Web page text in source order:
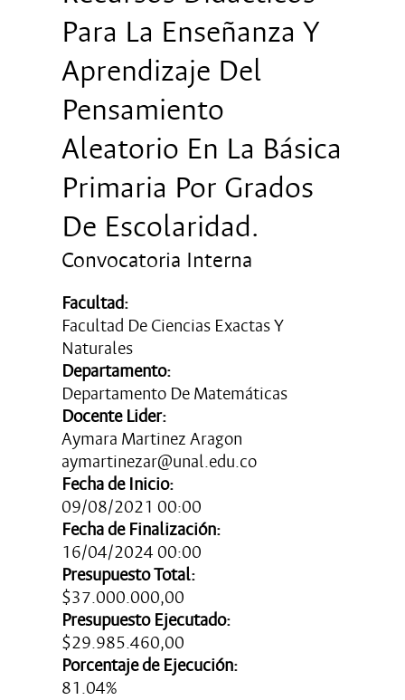
Para La Enseñanza Y
Aprendizaje Del
Pensamiento
Aleatorio En La Básica
Primaria Por Grados
De Escolaridad.
Convocatoria Interna
Facultad:
Facultad De Ciencias Exactas Y
Naturales
Departamento:
Departamento De Matemáticas
Docente Lider:
Aymara Martinez Aragon
aymartinezar@unal.edu.co
Fecha de Inicio:
09/08/2021 00:00
Fecha de Finalización:
16/04/2024 00:00
Presupuesto Total:
$37.000.000,00
Presupuesto Ejecutado:
$29.985.460,00
Porcentaje de Ejecución:
81.04%